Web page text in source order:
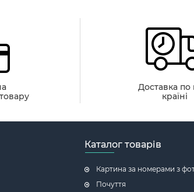
Доставка по
країні
Каталог товарів
Картина за номерами з
Почуття